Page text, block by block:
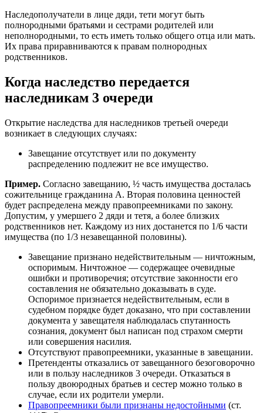
Наследополучатели в лице дяди, тети могут быть
полнородными братьями и сестрами родителей или
неполнородными, то есть иметь только общего отца или мать.
Их права приравниваются к правам полнородных
родственников.
Когда наследство передается
наследникам 3 очереди
Открытие наследства для наследников третьей очереди
возникает в следующих случаях:
Завещание отсутствует или по документу
распределению подлежит не все имущество.
Пример. Согласно завещанию, ½ часть имущества досталась
сожительнице гражданина А. Вторая половина ценностей
будет распределена между правопреемниками по закону.
Допустим, у умершего 2 дяди и тетя, а более близких
родственников нет. Каждому из них достанется по 1/6 части
имущества (по 1/3 незавещанной половины).
Завещание признано недействительным — ничтожным,
оспоримым. Ничтожное — содержащее очевидные
ошибки и противоречия; отсутствие законности его
составления не обязательно доказывать в суде.
Оспоримое признается недействительным, если в
судебном порядке будет доказано, что при составлении
документа у завещателя наблюдалась спутанность
сознания, документ был написан под страхом смерти
или совершения насилия.
Отсутствуют правопреемники, указанные в завещании.
Претенденты отказались от завещанного безоговорочно
или в пользу наследников 3 очереди. Отказаться в
пользу двоюродных братьев и сестер можно только в
случае, если их родители умерли.
Правопреемники были признаны недостойными (ст.